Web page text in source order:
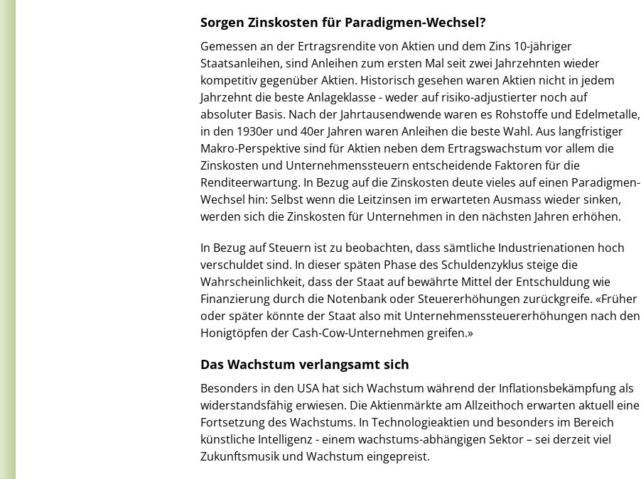
Sorgen Zinskosten für Paradigmen-Wechsel?
Gemessen an der Ertragsrendite von Aktien und dem Zins 10-jähriger
Staatsanleihen, sind Anleihen zum ersten Mal seit zwei Jahrzehnten wieder
kompetitiv gegenüber Aktien. Historisch gesehen waren Aktien nicht in jedem
Jahrzehnt die beste Anlageklasse - weder auf risiko-adjustierter noch auf
absoluter Basis. Nach der Jahrtausendwende waren es Rohstoffe und Edelmetalle,
in den 1930er und 40er Jahren waren Anleihen die beste Wahl. Aus langfristiger
Makro-Perspektive sind für Aktien neben dem Ertragswachstum vor allem die
Zinskosten und Unternehmenssteuern entscheidende Faktoren für die
Renditeerwartung. In Bezug auf die Zinskosten deute vieles auf einen Paradigmen-
Wechsel hin: Selbst wenn die Leitzinsen im erwarteten Ausmass wieder sinken,
werden sich die Zinskosten für Unternehmen in den nächsten Jahren erhöhen.
In Bezug auf Steuern ist zu beobachten, dass sämtliche Industrienationen hoch
verschuldet sind. In dieser späten Phase des Schuldenzyklus steige die
Wahrscheinlichkeit, dass der Staat auf bewährte Mittel der Entschuldung wie
Finanzierung durch die Notenbank oder Steuererhöhungen zurückgreife. «Früher
oder später könnte der Staat also mit Unternehmenssteuererhöhungen nach den
Honigtöpfen der Cash-Cow-Unternehmen greifen.»
Das Wachstum verlangsamt sich
Besonders in den USA hat sich Wachstum während der Inflationsbekämpfung als
widerstandsfähig erwiesen. Die Aktienmärkte am Allzeithoch erwarten aktuell eine
Fortsetzung des Wachstums. In Technologieaktien und besonders im Bereich
künstliche Intelligenz - einem wachstums-abhängigen Sektor – sei derzeit viel
Zukunftsmusik und Wachstum eingepreist.